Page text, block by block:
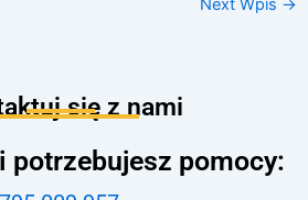
Next Wpis →
się z nami
potrzebujesz pomocy: